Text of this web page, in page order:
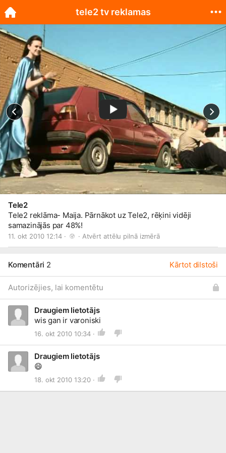
Tele2
Tele2 reklāma- Maija. Pārnākot uz Tele2, rēķini vidēji
samazinājās par 48%!
11. okt 2010 12:14 · · Atvērt attēlu pilnā izmērā
Komentāri 2 Kārtot dilstoši
Autorizējies, lai komentētu
Draugiem lietotājs
wis gan ir varoniski
16. okt 2010 10:34 ·
Draugiem lietotājs
😄
18. okt 2010 13:20 ·
tele2 tv reklamas